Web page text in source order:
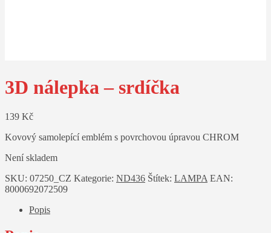
3D nálepka – srdíčka
139 Kč
Kovový samolepící emblém s povrchovou úpravou CHROM
Není skladem
SKU: 07250_CZ Kategorie: ND436 Štítek: LAMPA EAN:
8000692072509
Popis